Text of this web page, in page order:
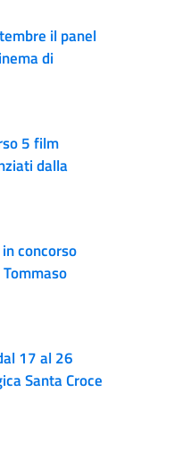
il panel
di
5 film
dalla
concorso
17 al 26
Santa Croce